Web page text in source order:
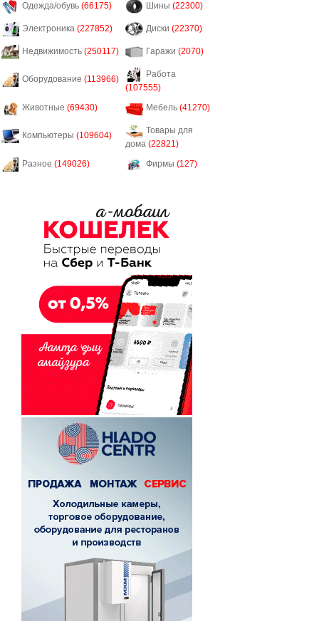
Одежда/обувь (66175) Шины (22300)
Электроника (227852) Диски (22370)
Недвижимость (250117) Гаражи (2070)
Оборудование (113966)
Работа
(107555)
Животные (69430) Мебель (41270)
Компьютеры (109604)
Товары для
дома (22821)
Разное (149026) Фирмы (127)